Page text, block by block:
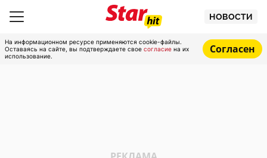
НОВОСТИ
На информационном ресурсе применяются cookie-файлы.
Оставаясь на сайте, вы подтверждаете свое согласие на их
использование.
Согласен